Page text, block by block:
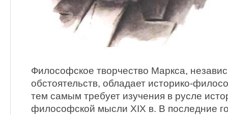
Философское творчество Маркса,
обстоятельств, обладает историко-
тем самым требует изучения в русле
философской мысли XIX в. В последние